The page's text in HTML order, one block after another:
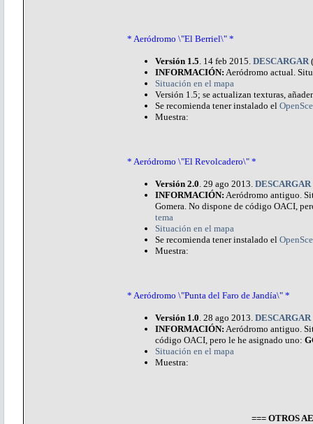
* Aeródromo \"El Berriel\" *
Versión 1.5 . 14 feb 2015. DESCARGAR
INFORMACIÓN: Aeródromo actual.
Situación en el mapa
Versión 1.5; se actualizan texturas,
Se recomienda tener instalado el
Muestra:
* Aeródromo \"El Revolcadero\" *
Versión 2.0 . 29 ago 2013. DESCARGAR
INFORMACIÓN: Aeródromo antiguo.
Gomera. No dispone de código OACI,
tema
Situación en el mapa
Se recomienda tener instalado el
Muestra:
* Aeródromo \"Punta del Faro de Jandía\" *
Versión 1.0 . 28 ago 2013. DESCARGAR
INFORMACIÓN: Aeródromo antiguo.
código OACI, pero le he asignado uno:
Situación en el mapa
Muestra:
=== OTROS